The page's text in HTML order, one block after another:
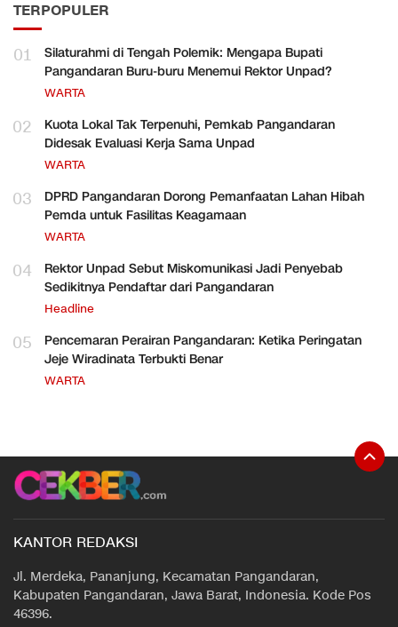
TERPOPULER
01
Silaturahmi di Tengah Polemik: Mengapa Bupati
Pangandaran Buru-buru Menemui Rektor Unpad?
WARTA
02
Kuota Lokal Tak Terpenuhi, Pemkab Pangandaran
Didesak Evaluasi Kerja Sama Unpad
WARTA
03
DPRD Pangandaran Dorong Pemanfaatan Lahan Hibah
Pemda untuk Fasilitas Keagamaan
WARTA
04
Rektor Unpad Sebut Miskomunikasi Jadi Penyebab
Sedikitnya Pendaftar dari Pangandaran
Headline
05
Pencemaran Perairan Pangandaran: Ketika Peringatan
Jeje Wiradinata Terbukti Benar
WARTA
KANTOR REDAKSI
Jl. Merdeka, Pananjung, Kecamatan Pangandaran,
Kabupaten Pangandaran, Jawa Barat, Indonesia. Kode Pos
46396.